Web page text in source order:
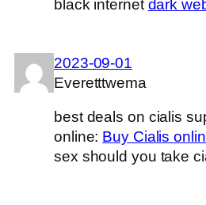
black internetdark
2023-09-01
Everetttwema
best deals on cialis
online: Buy Cialis
sex should you take